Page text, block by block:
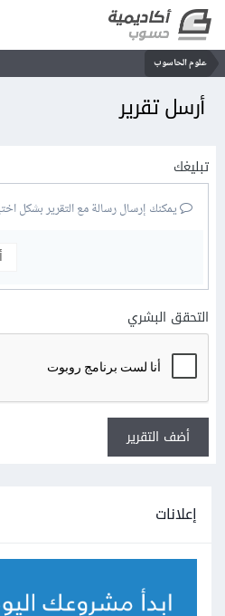
علوم الحاسوب
أرسل تقرير
تبليغك
يمكنك إرسال رسالة مع التقرير بشكل
التحقق البشري
أضف التقرير
إعلانات